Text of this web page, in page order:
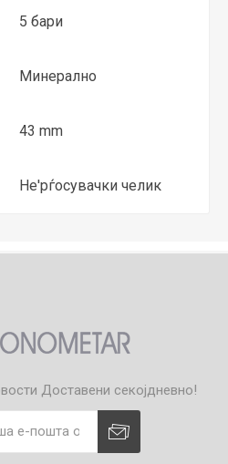
5 бари
Минерално
43 mm
Не'рѓосувачки челик
Доставени секојдневно!